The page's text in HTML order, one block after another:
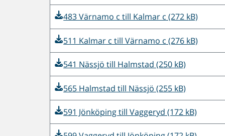
483 Värnamo c till Kalmar c (272 kB)
511 Kalmar c till Värnamo c (276 kB)
541 Nässjö till Halmstad (250 kB)
565 Halmstad till Nässjö (255 kB)
591 Jönköping till Vaggeryd (172 kB)